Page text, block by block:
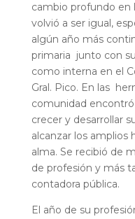
cambio profundo en
volvió a ser igual,
algún año más
primaria junto con
como interna en el
Gral. Pico. En las
comunidad
crecer y desarrollar
alcanzar los amplios
alma. Se recibió de
de profesión y más
contadora pública.
El año de su